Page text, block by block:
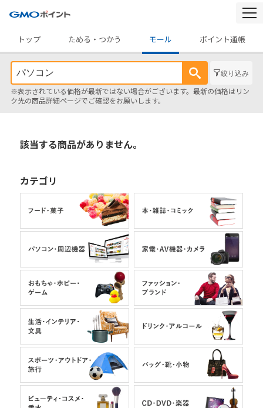
トップ
ためる・つかう モール ポイント通帳
絞り込み
※表示されている価格が最新ではない場合がございます。最新の価格はリン
ク先の商品詳細ページでご確認をお願いします。
該当する商品がありません。
カテゴリ